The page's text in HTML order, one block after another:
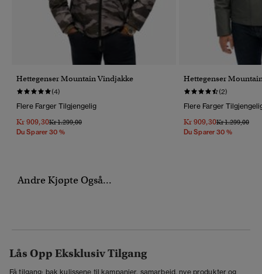
Hettegenser Mountain Vindjakke
(4)
Flere Farger Tilgjengelig
Kr 909,30Pris Nedsatt Fra
Kr 1.299,00Til
Du Sparer 30 %
Hettegenser
(2)
Flere Farger
Kr 909,30Pris Nedsatt
Kr 1.299,00Til
Du Sparer 30 %
Andre Kjøpte Også...
Lås Opp Eksklusiv Tilgang
Få tilgang: bak kulissene til kampanjer, samarbeid, nye produkter og